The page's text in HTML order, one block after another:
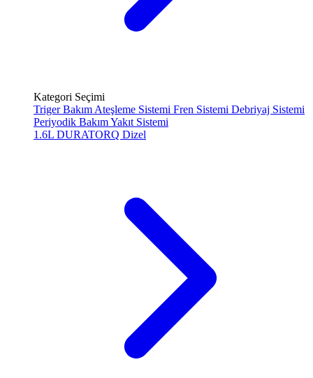
Kategori Seçimi
Triger Bakım Ateşleme Sistemi Fren Sistemi Debriyaj Sistemi
Periyodik BakımYakıt Sistemi
1.6L DURATORQ Dizel